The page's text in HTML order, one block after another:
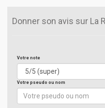
Donner son avis sur La
Votre note
Votre pseudo ou nom